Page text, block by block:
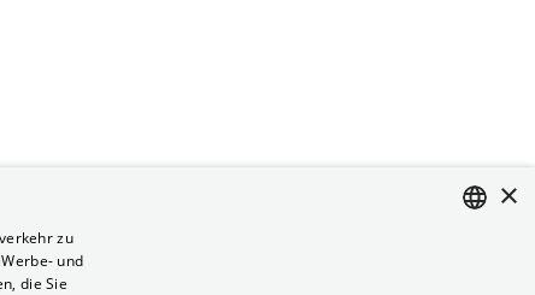
×
zu
und
die Sie